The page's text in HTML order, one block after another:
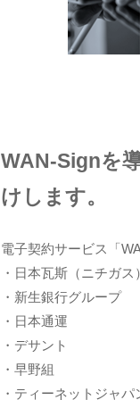
WAN-Signを
けします。
電子契約サービス「
・日本瓦斯（ニチガス）
・新生銀行グループ
・日本通運
・デサント
・早野組
・ティーネットジャパ